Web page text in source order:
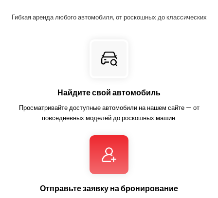
Гибкая аренда любого автомобиля, от роскошных до классических
Найдите свой автомобиль
Просматривайте доступные автомобили на нашем сайте — от
повседневных моделей до роскошных машин.
Отправьте заявку на бронирование